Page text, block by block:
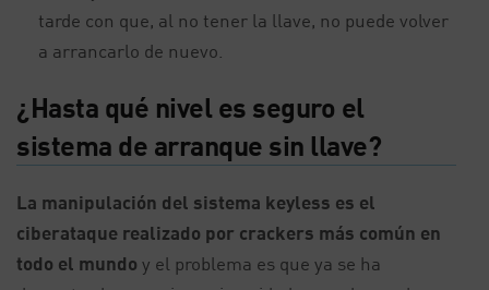
tarde con que, al no tener la llave, no puede volver
a arrancarlo de nuevo.
¿Hasta qué nivel es seguro el
sistema de arranque sin llave?
La manipulación del sistema keyless es el
ciberataque realizado por crackers más común en
todo el mundo y el problema es que ya se ha